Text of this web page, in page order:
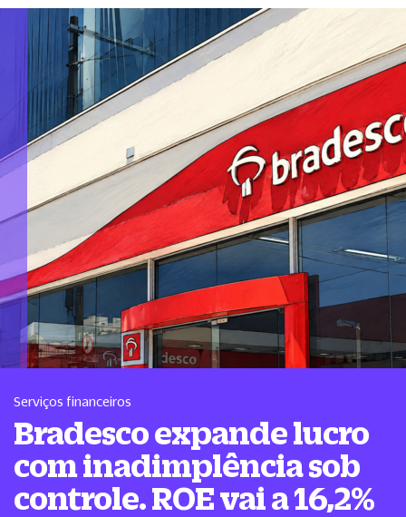
Serviços financeiros
Bradesco expande lucro
com inadimplência sob
controle. ROE vai a 16,2%